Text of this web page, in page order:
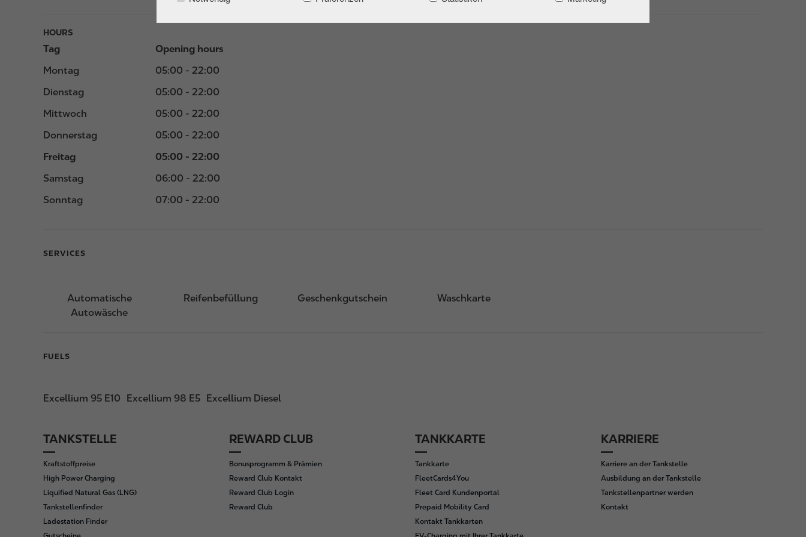
HOURS
Tag
Opening hours
Montag
05:00 - 22:00
Dienstag
05:00 - 22:00
Mittwoch
05:00 - 22:00
Donnerstag
05:00 - 22:00
Freitag
05:00 - 22:00
Samstag
06:00 - 22:00
Sonntag
07:00 - 22:00
SERVICES
Automatische
Autowäsche
Reifenbefüllung Geschenkgutschein Waschkarte
FUELS
Excellium 95 E10 Excellium 98 E5 Excellium Diesel
F
o
o
t
e
r
TANKSTELLE
Kraftstoffpreise
High Power Charging
Liquified Natural Gas (LNG)
Tankstellenfinder
Ladestation Finder
REWARD CLUB
Bonusprogramm & Prämien
Reward Club Kontakt
Reward Club Login
Reward Club
TANKKARTE
Tankkarte
FleetCards4You
Fleet Card Kundenportal
Prepaid Mobility Card
Kontakt Tankkarten
KARRIERE
Karriere an der Tankstelle
Ausbildung an der Tankstelle
Tankstellenpartner werden
Kontakt